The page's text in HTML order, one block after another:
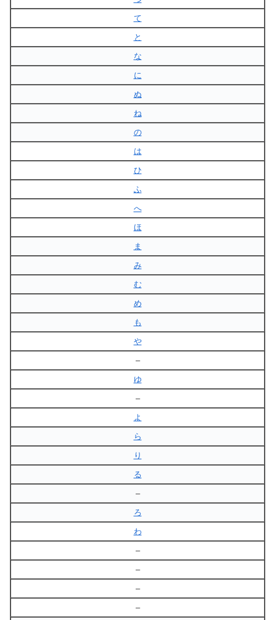
て
と
な
に
ぬ
ね
の
は
ひ
ふ
へ
ほ
ま
み
む
め
も
や
–
ゆ
–
よ
ら
り
る
–
ろ
わ
–
–
–
–